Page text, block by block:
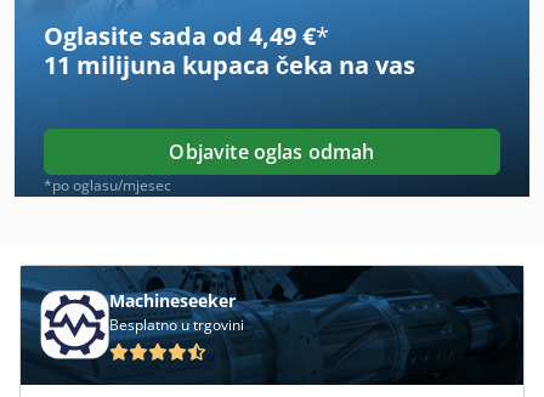
Mbo
Mjerna Oprema
Mješač Boja
Offset
Okomiti Tisak
Oprema
Ostala Oprema
Oglasite sada od 4,49 €*
11 milijuna kupaca čeka na vas
Objavite oglas odmah
*po oglasu/mjesec
Machineseeker
Besplatno u trgovini